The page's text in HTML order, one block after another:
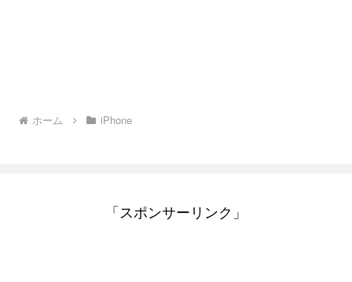
ホーム iPhone
「スポンサーリンク」